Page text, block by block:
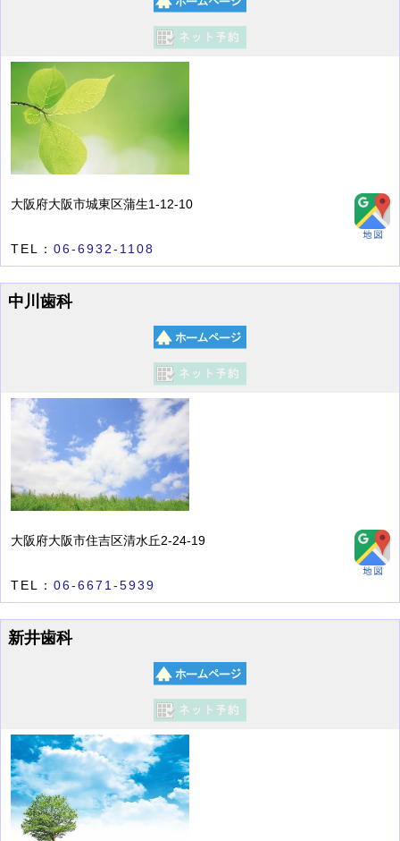
大阪府大阪市城東区蒲生1-12-10
TEL： 06-6932-1108
中川歯科
大阪府大阪市住吉区清水丘2-24-19
TEL： 06-6671-5939
新井歯科